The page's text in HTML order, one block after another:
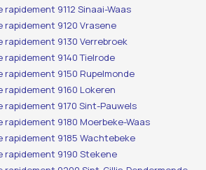
9112 Sinaai-Waas
rapidement 9120 Vrasene
rapidement 9130 Verrebroek
rapidement 9140 Tielrode
rapidement 9150 Rupelmonde
rapidement 9160 Lokeren
rapidement 9170 Sint-Pauwels
rapidement 9180 Moerbeke-Waas
rapidement 9185 Wachtebeke
rapidement 9190 Stekene